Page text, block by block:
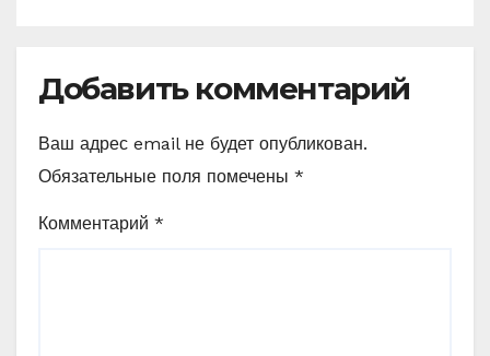
Добавить комментарий
Ваш адрес email не будет опубликован.
Обязательные поля помечены *
Комментарий *